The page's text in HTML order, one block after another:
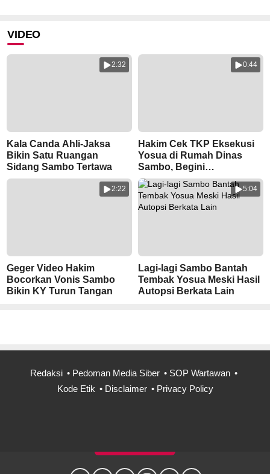
VIDEO
2:32
Kala Canda Ahli-Jaksa
Bikin Satu Ruangan
Sidang Sambo Tertawa
0:44
Hakim Cek TKP Eksekusi
Yosua di Rumah Dinas
Sambo, Begini
Suasananya
2:22
Geger Video Hakim
Bocorkan Vonis Sambo
Bikin KY Turun Tangan
5:04
Lagi-lagi Sambo Bantah
Tembak Yosua Meski Hasil
Autopsi Berkata Lain
Redaksi Pedoman Media Siber
SOP Wartawan
Kode Etik
Disclaimer Privacy Policy